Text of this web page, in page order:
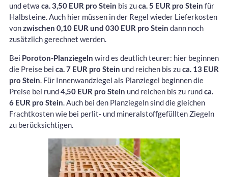
und etwa ca. 3,50 EUR pro Stein bis zuca. 5 EUR pro Stein für
Halbsteine. Auch hier müssen in der Regel wieder Lieferkosten
vonzwischen 0,10 EUR und 030 EUR pro Stein dann noch
zusätzlich gerechnet werden.
Bei Poroton-Planziegeln wird es deutlich teurer: hier beginnen
die Preise bei ca. 7 EUR pro Stein und reichen bis zuca. 13 EUR
pro Stein. Für Innenwandziegel als Planziegel beginnen die
Preise bei rund4,50 EUR pro Stein und reichen bis zu rundca.
6 EUR pro Stein. Auch bei den Planziegeln sind die gleichen
Frachtkosten wie bei perlit- und mineralstoffgefüllten Ziegeln
zu berücksichtigen.